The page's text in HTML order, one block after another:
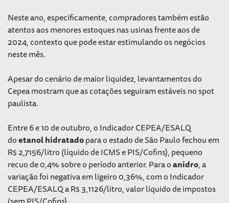
Neste ano, especificamente, compradores também estão
atentos aos menores estoques nas usinas frente aos de
2024, contexto que pode estar estimulando os negócios
neste mês.
Apesar do cenário de maior liquidez, levantamentos do
Cepea mostram que as cotações seguiram estáveis no spot
paulista.
Entre 6 e 10 de outubro, o Indicador CEPEA/ESALQ
doetanolhidratadopara o estado de São Paulo fechou em
R$ 2,7156/litro (líquido de ICMS e PIS/Cofins), pequeno
recuo de 0,4% sobre o período anterior. Para oanidro, a
variação foi negativa em ligeiro 0,36%, com o Indicador
CEPEA/ESALQ a R$ 3,1126/litro, valor líquido de impostos